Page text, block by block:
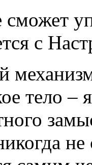
сможет
с
тело –